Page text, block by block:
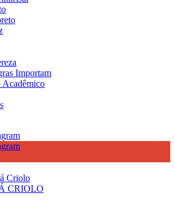
Importam
CRIOLO